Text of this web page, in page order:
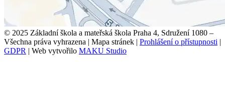
© 2025 Základní škola a mateřská škola Praha 4, Sdružení 1080 –
Všechna práva vyhrazena | Mapa stránek | Prohlášení o přístupnosti |
GDPR | Web vytvořilo MAKU Studio